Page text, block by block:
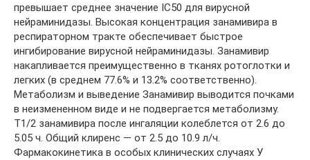
превышает среднее значение IC50 для вирусной
нейраминидазы. Высокая концентрация занамивира в
респираторном тракте обеспечивает быстрое
ингибирование вирусной нейраминидазы. Занамивир
накапливается преимущественно в тканях ротоглотки и
легких (в среднем 77.6% и 13.2% соответственно).
Метаболизм и выведение Занамивир выводится почками
в неизмененном виде и не подвергается метаболизму.
T1/2 занамивира после ингаляции колеблется от 2.6 до
5.05 ч. Общий клиренс — от 2.5 до 10.9 л/ч.
Фармакокинетика в особых клинических случаях У